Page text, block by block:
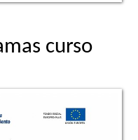
curso